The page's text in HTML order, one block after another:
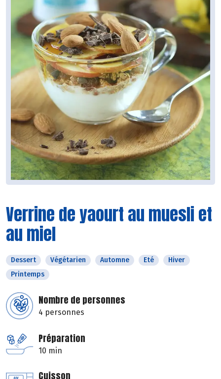
Verrine de yaourt au muesli et
au miel
Dessert Végétarien Automne Eté
Hiver
Printemps
Nombre de personnes
4 personnes
Préparation
10 min
Cuisson